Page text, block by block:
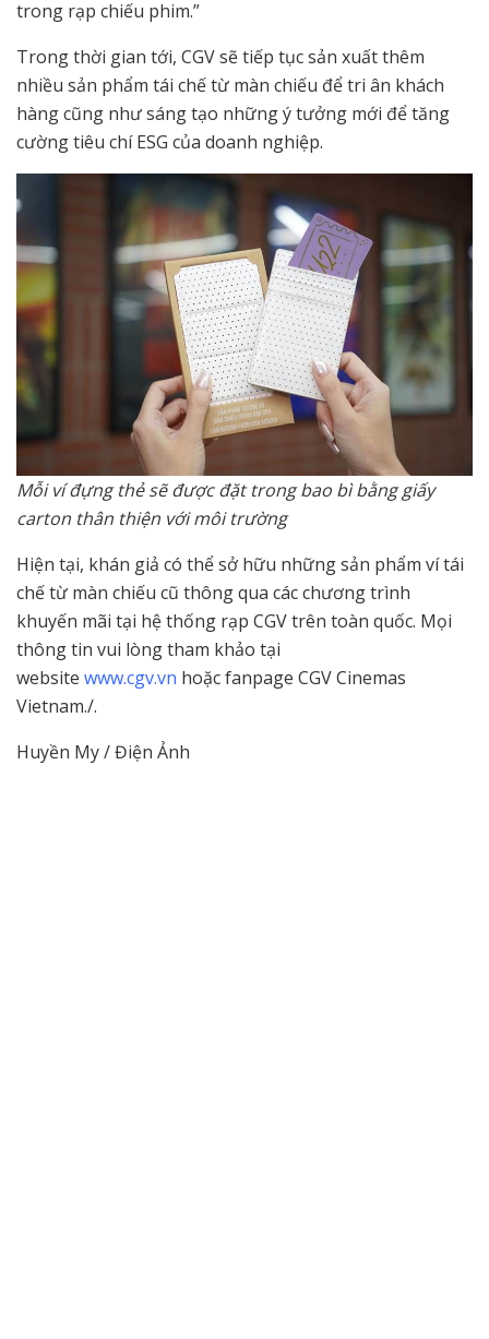
trong rạp chiếu phim.”
Trong thời gian tới, CGV sẽ tiếp tục sản xuất thêm
nhiều sản phẩm tái chế từ màn chiếu để tri ân khách
hàng cũng như sáng tạo những ý tưởng mới để tăng
cường tiêu chí ESG của doanh nghiệp.
Mỗi ví đựng thẻ sẽ được đặt trong bao bì bằng giấy
carton thân thiện với môi trường
Hiện tại, khán giả có thể sở hữu những sản phẩm ví tái
chế từ màn chiếu cũ thông qua các chương trình
khuyến mãi tại hệ thống rạp CGV trên toàn quốc. Mọi
thông tin vui lòng tham khảo tại
website www.cgv.vn hoặc fanpage CGV Cinemas
Vietnam./.
Huyền My / Điện Ảnh